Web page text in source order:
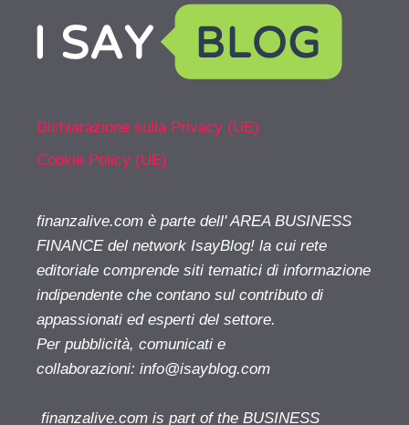
Dichiarazione sulla Privacy (UE)
Cookie Policy (UE)
finanzalive.com è parte dell' AREA BUSINESS
FINANCE del network IsayBlog! la cui rete
editoriale comprende siti tematici di informazione
indipendente che contano sul contributo di
appassionati ed esperti del settore.
Per pubblicità, comunicati e
collaborazioni: info@isayblog.com
finanzalive.com is part of the BUSINESS